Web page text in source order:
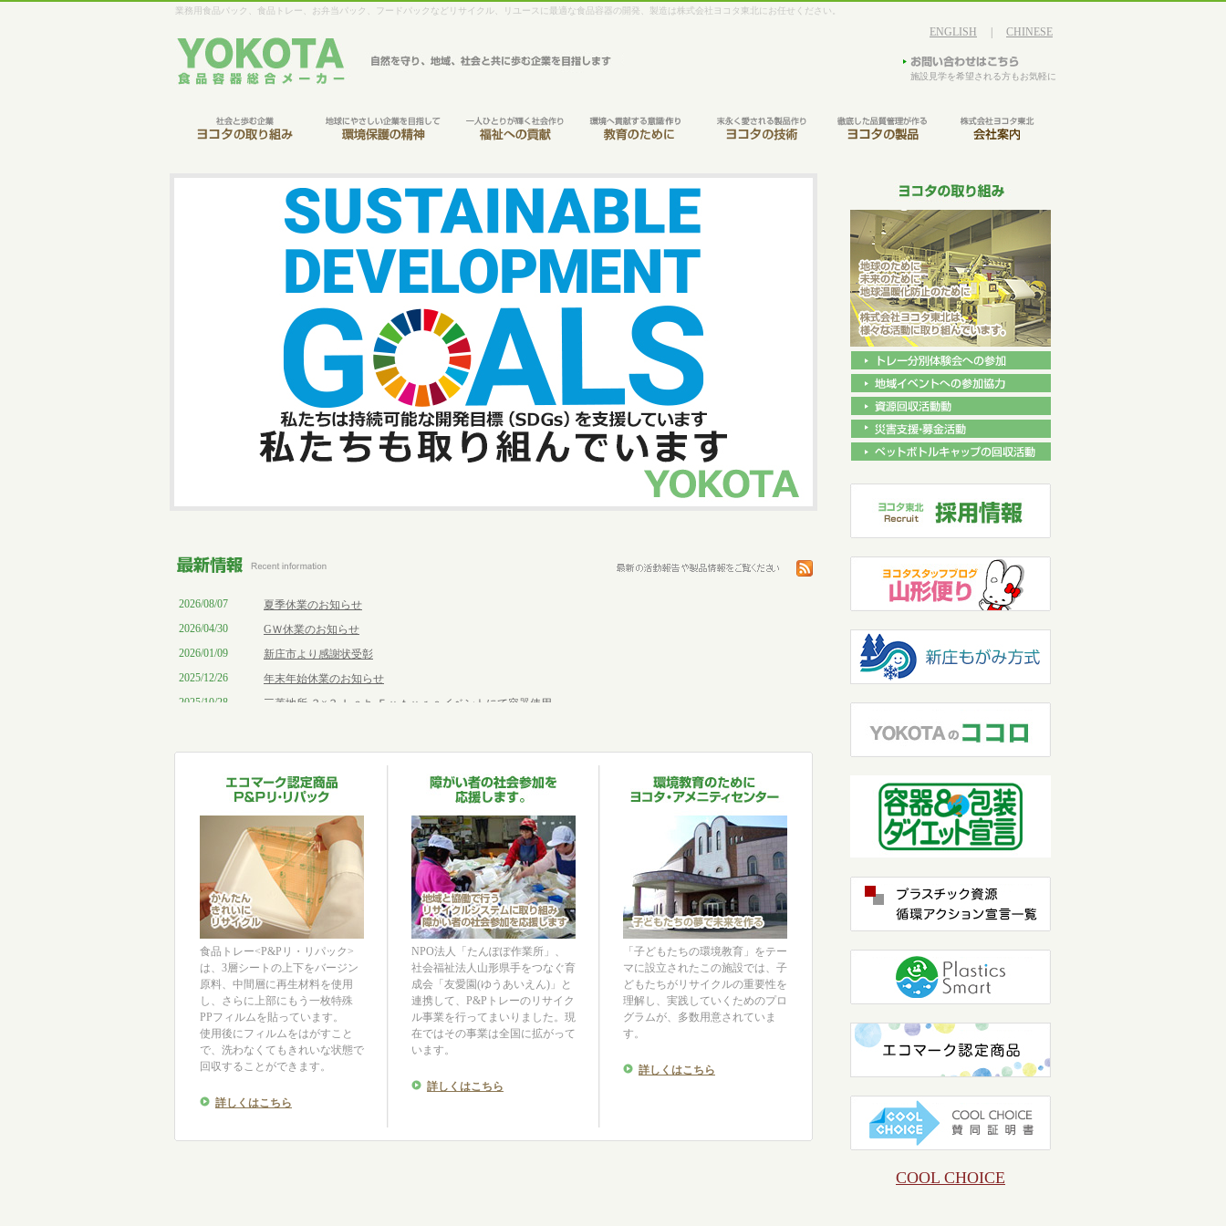
業務用食品パック、食品トレー、お弁当パック、フードパックなどリサイクル、リユースに最適な食品容器の開発、製造は株式会社ヨコタ東北にお任せください。
ENGLISH CHINESE
施設見学を希望される方もお気軽に
2026/08/07
夏季休業のお知らせ
2026/04/30
GＷ休業のお知らせ
2026/01/09
新庄市より感謝状受彰
2025/12/26
年末年始休業のお知らせ
2025/10/28
三菱地所 ３×３ Ｌａｂ Ｆｕｔｕｒｅイベントにて容器使用
2025/10/14
全国植樹祭２０２５埼玉
2025/09/29
第１０回 多摩川カレーグランプリ
代官山爽涼祭 in 代官山Ｔ－ＳＩＴＥ
元横綱の白鵬翔さんがペリペリ
千葉ロッテマリーンズ夏祭りにてリ・リパック使用
2025/08/19
九都県市チャレンジ省資源宣言
2025/07/22
IVS2025@京都へＲｉｐｐｌｅｓ参加
2025/06/07
環境福祉学会より感謝状拝受
2025/05/19
第６回 The乾麺グランプリ2025 in 駒沢公園
2025/05/16
環境新聞掲載
2025/05/07
珠洲市 出張こども食堂（むすびえ主催）
2025/05/07
ＴＢＳ系ＳＤＧｓプロジェクト 地球を笑顔にする広場
2025/04/25
大阪万博開催中！
2025/03/03
大船渡市へ最上町を通して容器を支援
2025/02/26
連携協定について環境メディアにて掲載
食品トレー<P&Pリ・リパック>
は、3層シートの上下をバージン
原料、中間層に再生材料を使用
し、さらに上部にもう一枚特殊
PPフィルムを貼っています。
使用後にフィルムをはがすこと
で、洗わなくてもきれいな状態で
回収することができます。
詳しくはこちら
NPO法人「たんぽぽ作業所」、
社会福祉法人山形県手をつなぐ育
成会「友愛園(ゆうあいえん)」と
連携して、P&Pトレーのリサイク
ル事業を行ってまいりました。現
在ではその事業は全国に拡がって
います。
詳しくはこちら
「子どもたちの環境教育」をテー
マに設立されたこの施設では、子
どもたちがリサイクルの重要性を
理解し、実践していくためのプロ
グラムが、多数用意されていま
す。
詳しくはこちら
COOL CHOICE